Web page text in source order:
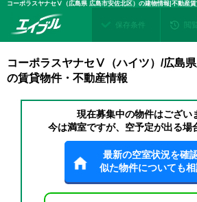
コーポラスヤナセⅤ（広島県 広島市安佐北区）の建物情報|不動産
保存条件 閲
コーポラスヤナセⅤ（ハイツ）/広島
の賃貸物件・不動産情報
現在募集中の物件はござい
今は満室ですが、空予定が出る場
最新の空室状況を確
似た物件についても